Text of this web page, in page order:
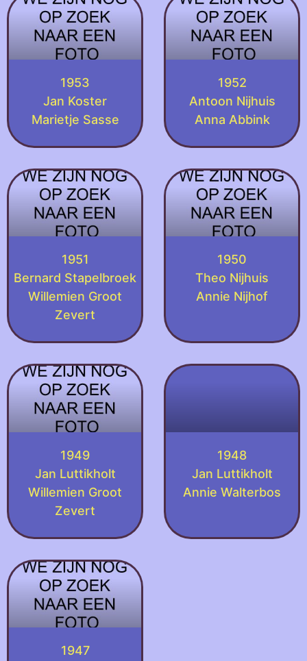
1953
Jan Koster
Marietje Sasse
1952
Antoon Nijhuis
Anna Abbink
1951
Bernard Stapelbroek
Willemien Groot
Zevert
1950
Theo Nijhuis
Annie Nijhof
1949
Jan Luttikholt
Willemien Groot
Zevert
1948
Jan Luttikholt
Annie Walterbos
1947